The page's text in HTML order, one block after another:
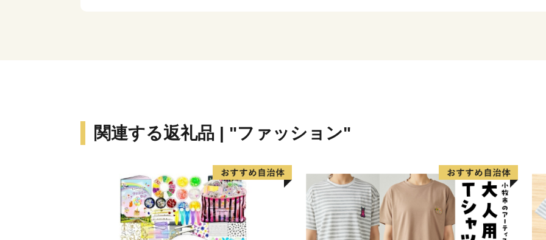
んぼの妖精「チェリン」を
本一さくらんぼの里さがえ
関連する返礼品 | "ファッション"